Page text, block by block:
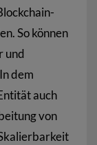
So können
und
dem
auch
von